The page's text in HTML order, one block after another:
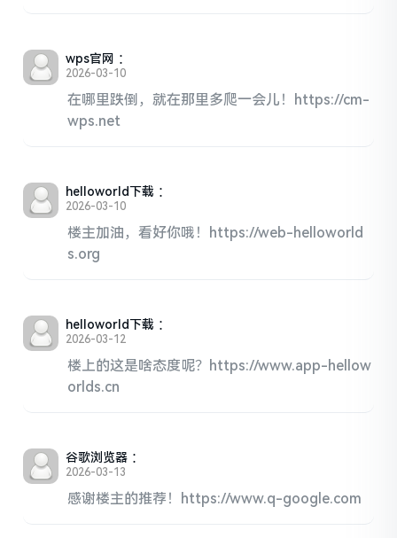
wps官网 ：
2026-03-10
在哪里跌倒，就在那里多爬一会儿！https://cm-
wps.net
helloworld下载 ：
2026-03-10
楼主加油，看好你哦！https://web-helloworld
s.org
helloworld下载 ：
2026-03-12
楼上的这是啥态度呢？https://www.app-hellow
orlds.cn
谷歌浏览器 ：
2026-03-13
感谢楼主的推荐！https://www.q-google.com